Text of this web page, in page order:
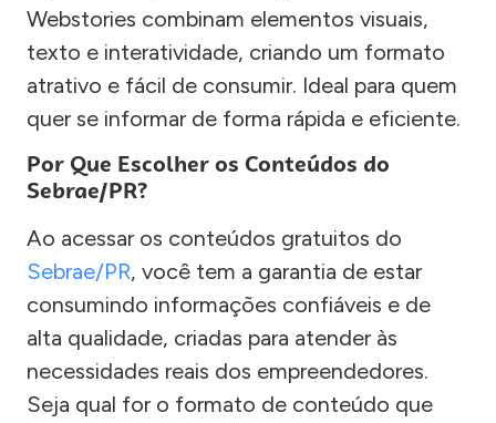
Webstories combinam elementos visuais,
texto e interatividade, criando um formato
atrativo e fácil de consumir. Ideal para quem
quer se informar de forma rápida e eficiente.
Por Que Escolher os Conteúdos do
Sebrae/PR?
Ao acessar os conteúdos gratuitos do
Sebrae/PR, você tem a garantia de estar
consumindo informações confiáveis e de
alta qualidade, criadas para atender às
necessidades reais dos empreendedores.
Seja qual for o formato de conteúdo que